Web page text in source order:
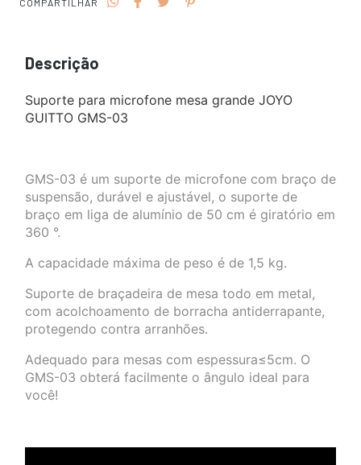
Descrição
Suporte para microfone mesa grande JOYO
GUITTO GMS-03
GMS-03 é um suporte de microfone com braço de
suspensão, durável e ajustável, o suporte de
braço em liga de alumínio de 50 cm é giratório em
360 °.
A capacidade máxima de peso é de 1,5 kg.
Suporte de braçadeira de mesa todo em metal,
com acolchoamento de borracha antiderrapante,
protegendo contra arranhões.
Adequado para mesas com espessura≤5cm. O
GMS-03 obterá facilmente o ângulo ideal para
você!